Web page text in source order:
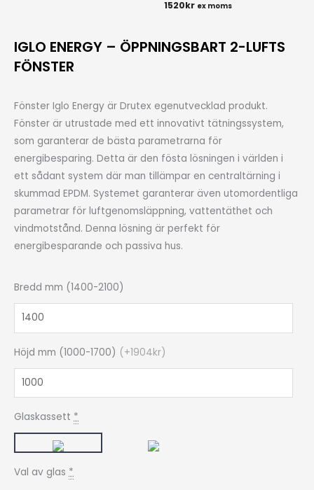
1520kr ex moms
IGLO ENERGY – ÖPPNINGSBART 2-LUFTS
FÖNSTER
Fönster Iglo Energy är Drutex egenutvecklad produkt.
Fönster är utrustade med ett innovativt tätningssystem,
som garanterar de bästa parametrarna för
energibesparing. Detta är den fösta lösningen i världen i
ett sådant system där man tillämpar en centraltärning i
skummad EPDM. Systemet garanterar även utomordentliga
parametrar för luftgenomsläppning, vattentäthet och
vindmotstånd. Denna lösning är perfekt för
energibesparande och passiva hus.
Bredd mm (1400-2100)
Höjd mm (1000-1700) (+1904kr)
Glaskassett *
Val av glas *
IGLO
ENERGY
2-
mängd